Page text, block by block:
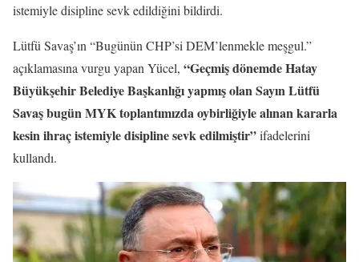
istemiyle disipline sevk edildiğini bildirdi.
Lütfü Savaş’ın “Bugünün CHP’si DEM’lenmekle meşgul.”
açıklamasına vurgu yapan Yücel, “Geçmiş dönemde Hatay
Büyükşehir Belediye Başkanlığı yapmış olan Sayın Lütfü
Savaş bugün MYK toplantımızda oybirliğiyle alınan kararla
kesin ihraç istemiyle disipline sevk edilmiştir”ifadelerini
kullandı.